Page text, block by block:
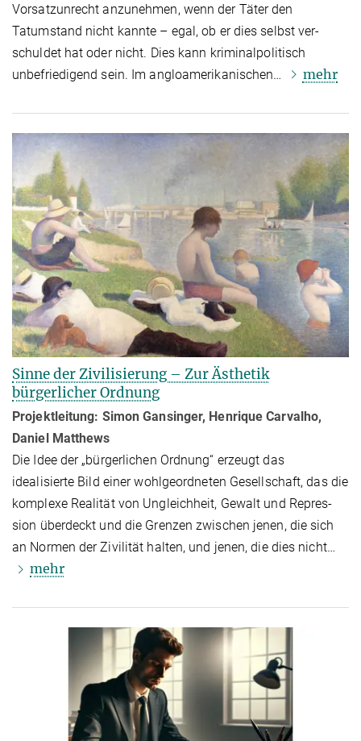
Vorsatzunrecht anzunehmen, wenn der Täter den
Tatumstand nicht kannte – egal, ob er dies selbst ver­
schul­det hat oder nicht. Dies kann kriminalpolitisch
unbefriedigend sein. Im angloamerikanischen…
mehr
Sinne der Zivilisierung – Zur Ästhetik
bürgerlicher Ordnung
Projektleitung: Simon Gansinger, Henrique Carvalho,
Daniel Matthews
Die Idee der „bürgerlichen Ordnung“ erzeugt das
idealisierte Bild einer wohl­geord­ne­ten Gesellschaft, das die
komplexe Realität von Ungleichheit, Gewalt und Re­pres­
sion überdeckt und die Grenzen zwischen jenen, die sich
an Normen der Zivilität halten, und jenen, die dies nicht…
mehr